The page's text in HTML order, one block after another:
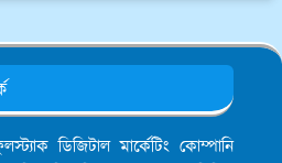
ডিজিটাল মার্কেটিং কোম্পানি